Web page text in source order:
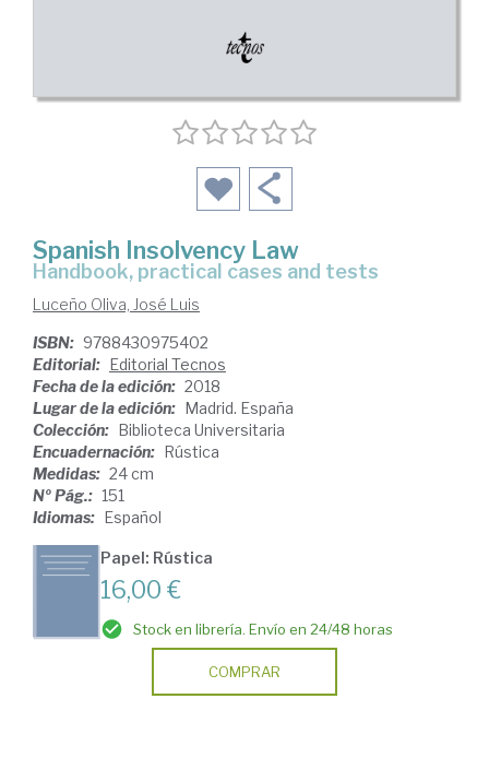
Spanish Insolvency Law
handbook, practical cases and tests
Luceño Oliva, José Luis
ISBN: 9788430975402
Editorial: Editorial Tecnos
Fecha de la edición: 2018
Lugar de la edición: Madrid. España
Colección: Biblioteca Universitaria
Encuadernación: Rústica
Medidas: 24 cm
Nº Pág.: 151
Idiomas: Español
Papel: Rústica
16,00 €
Stock en librería. Envío en 24/48 horas
COMPRAR